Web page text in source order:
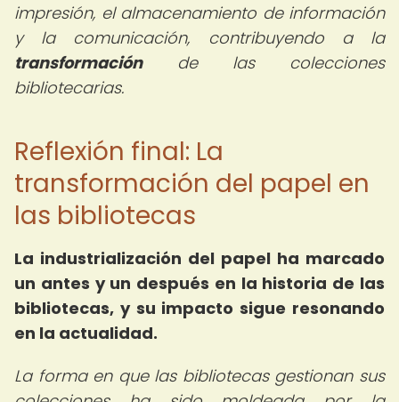
impresión, el almacenamiento de información
y la comunicación, contribuyendo a la
transformaciónde las colecciones
bibliotecarias.
Reflexión final: La
transformación del papel en
las bibliotecas
La industrialización del papel ha marcado
un antes y un después en la historia de las
bibliotecas, y su impacto sigue resonando
en la actualidad.
La forma en que las bibliotecas gestionan sus